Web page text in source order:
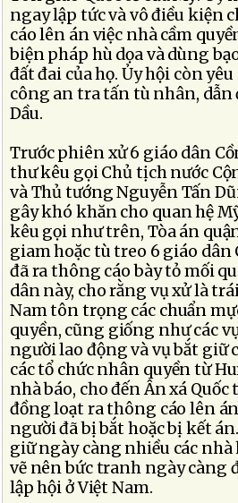
ngay lập tức và vô điều kiện
cáo lên án việc nhà cầm
biện pháp hù dọa và dùng
đất đai của họ. Ủy hội còn
công an tra tấn tù nhân, dẫn
Dầu.
Trước phiên xử 6 giáo dân
thư kêu gọi Chủ tịch nước
và Thủ tướng Nguyễn Tấn
gây khó khăn cho quan hệ
kêu gọi như trên, Tòa án
giam hoặc tù treo 6 giáo dân
đã ra thông cáo bày tỏ mối
dân này, cho rằng vụ xử là
Nam tôn trọng các chuẩn
quyền, cũng giống như các
người lao động và vụ bắt giữ
các tổ chức nhân quyền từ
nhà báo, cho đến Ân xá
đồng loạt ra thông cáo lên
người đã bị bắt hoặc bị kết
giữ ngày càng nhiều các
vẽ nên bức tranh ngày càng
lập hội ở Việt Nam.